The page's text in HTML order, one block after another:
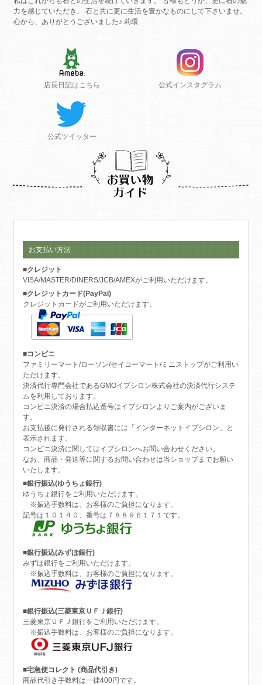
力を感じていただき、 石と共に更に生活を豊かなものにして下さいませ。
心から、ありがとうございました♪ 莉環
店長日記はこちら 公式インスタグラム
公式ツイッター
お支払い方法
■クレジット
VISA/MASTER/DINERS/JCB/AMEXがご利用いただけます。
■クレジットカード(PayPal)
クレジットカードがご利用いただけます。
■コンビニ
ファミリーマート/ローソン/セイコーマート/ミニストップがご利用い
ただけます。
決済代行専門会社であるGMOイプシロン株式会社の決済代行システ
ムを利用しております。
コンビニ決済の場合払込番号はイプシロンよりご案内がございま
す。
お支払後に発行される領収書には「インターネットイプシロン」と
表示されます。
コンビニ決済に関してはイプシロンへお問い合わせください。
なお、商品・発送等に関するお問い合わせは当ショップまでお願い
いたします。
■銀行振込(ゆうちょ銀行)
ゆうちょ銀行をご利用いただけます。
※振込手数料は、お客様のご負担になります。
記号は１０１４０、番号は７８８９６１７１です。
■銀行振込(みずほ銀行)
みずほ銀行をご利用いただけます。
※振込手数料は、お客様のご負担になります。
■銀行振込(三菱東京ＵＦＪ銀行)
三菱東京ＵＦＪ銀行をご利用いただけます。
※振込手数料は、お客様のご負担になります。
■宅急便コレクト (商品代引き)
商品代引き手数料は一律400円です。